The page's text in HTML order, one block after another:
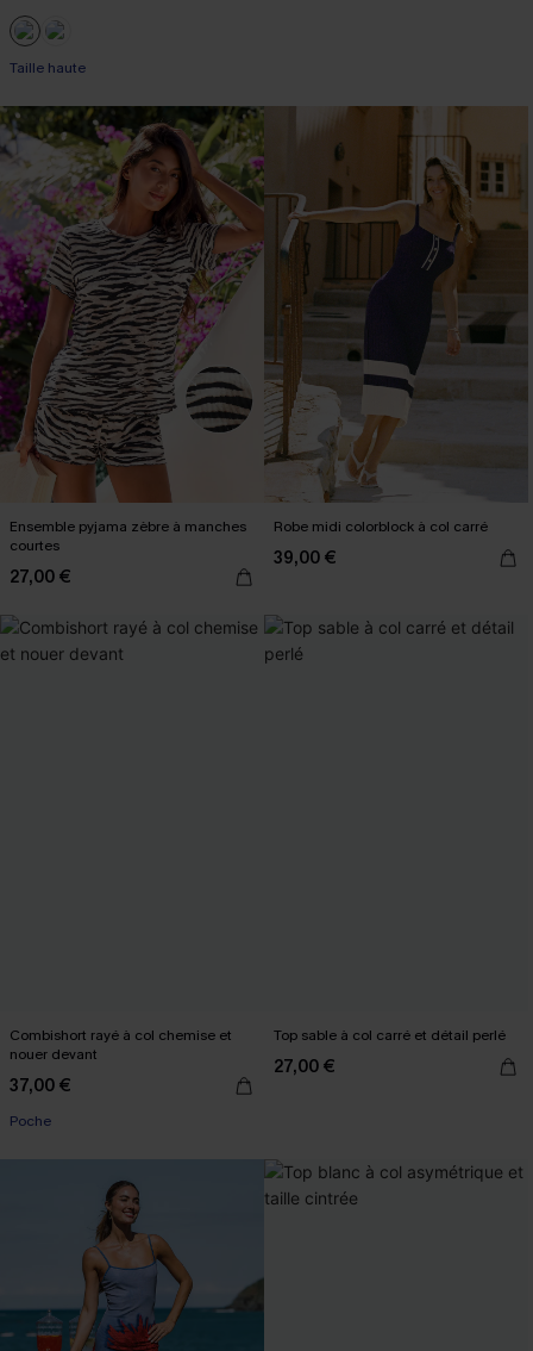
Taille haute
Ensemble pyjama zèbre à manches
courtes
27,00 €
Robe midi colorblock à col carré
39,00 €
Combishort rayé à col chemise et
nouer devant
37,00 €
Poche
Top sable à col carré et détail perlé
27,00 €